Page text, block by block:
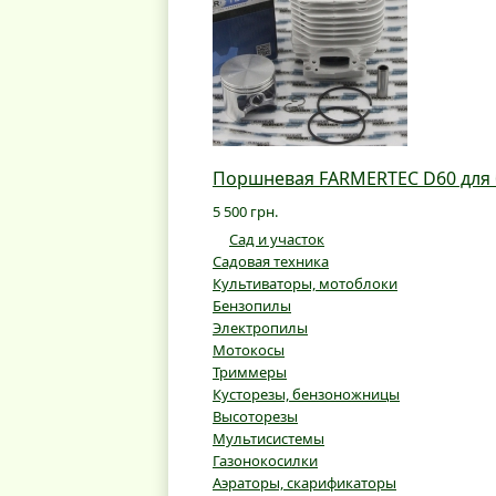
Поршневая FARMERTEC D60
5 500 грн.
Сад и участок
Садовая техника
Культиваторы, мотоблоки
Бензопилы
Электропилы
Мотокосы
Триммеры
Кусторезы, бензоножницы
Высоторезы
Мультисистемы
Газонокосилки
Аэраторы, скарификаторы